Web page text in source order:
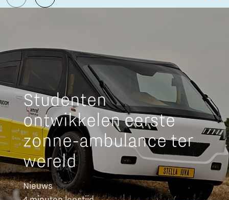
Studenten
ontwikkelen eerste
zonne-ambulance ter
wereld
Nieuws